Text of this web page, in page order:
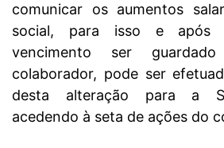
comunicar os aumentos
social, para isso e após
vencimento ser
colaborador, pode ser
desta alteração para a
acedendo à seta de ações do